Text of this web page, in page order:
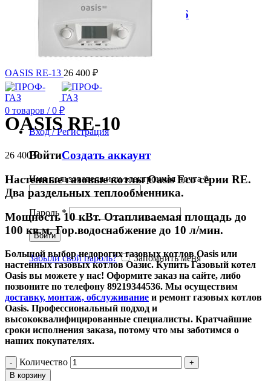
✆ +7 (921) 934-45-36
0₽
0 товаров / 0 ₽
Вход / Регистрация
ВойтиСоздать аккаунт
Имя пользователя или электронная почта*
Пароль *
Войти
Забыли свой пароль? Запомнить меня
OASIS RE-13 26 400 ₽
OASIS RE-10
26 400₽
Настенные газовые котлы Oasis Eco серии RE.
Два раздельных теплообменника.
Мощность 10 кВт. Отапливаемая площадь до
100 кв.м. Гор.водоснабжение до 10 л/мин.
Большой выбор недорогих газовых котлов Oasis или
настенных газовых котлов Оазис.Купить Газовый котел
Oasis вы можете у нас! Оформите заказ на сайте, либо
позвоните по телефону 89219344536. Мы осуществим
доставку, монтаж, обслуживание и ремонт газовых котлов
Oasis. Профессиональный подход и
высококвалифицированные специалисты. Кратчайшие
сроки исполнения заказа, потому что мы заботимся о
наших покупателях.
Количество
В корзину